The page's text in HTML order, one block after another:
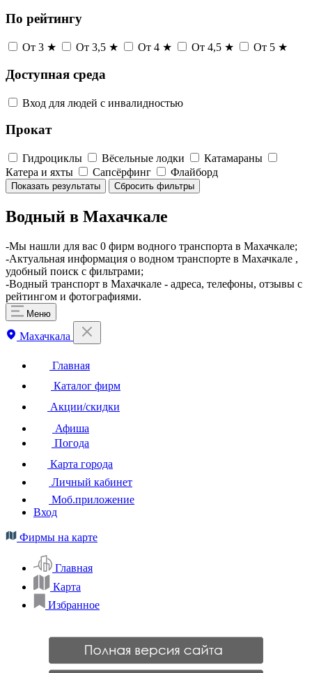
По рейтингу
От 3 ★ От 3,5 ★ От 4 ★ От 4,5 ★ От 5 ★
Доступная среда
Вход для людей с инвалидностью
Прокат
Гидроциклы Вёсельные лодки
Катамараны
Катера и яхты
Сапсёрфинг Флайборд
Показать результаты Сбросить фильтры
Водный в Махачкале
-Мы нашли для вас 0 фирм водного транспорта в Махачкале;
-Актуальная информация о водном транспорте в Махачкале ,
удобный поиск с фильтрами;
-Водный транспорт в Махачкале - адреса, телефоны, отзывы с
рейтингом и фотографиями.
Меню
Махачкала
Главная
Каталог фирм
Акции/скидки
Афиша
Погода
Карта города
Личный кабинет
Моб.приложение
Вход
Фирмы на карте
Главная
Карта
Избранное